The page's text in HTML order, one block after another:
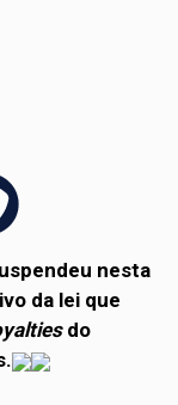
nesta
da lei que
do